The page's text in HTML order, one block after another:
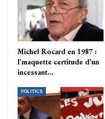
Michel Rocard en 1987 :
l’maquette certitude d’un
incessant…
POLITICS